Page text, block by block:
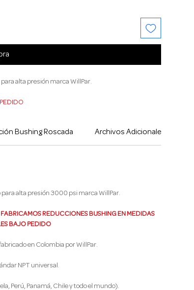
alta presión marca WillPar.
Bushing Roscada Archivos Adicionales
para alta presión 3000 psi marca WillPar.
REDUCCIONES BUSHING EN MEDIDAS
BAJO PEDIDO
en Colombia por WillPar.
NPT universal.
Perú, Panamá, Chile y todo el mundo).